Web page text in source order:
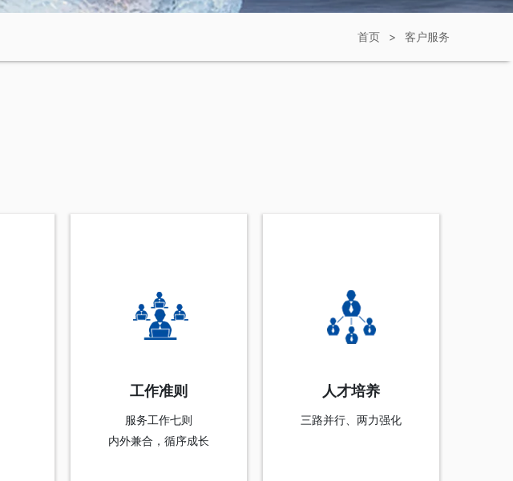
首页 > 客户服务
工作准则
服务工作七则
内外兼合，循序成长
人才培养
三路并行、两力强化